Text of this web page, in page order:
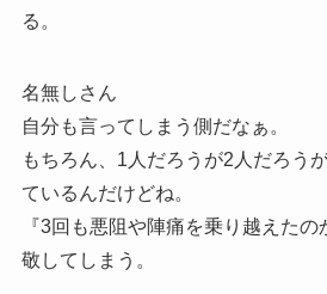
る。
名無しさん
自分も言ってしまう側だなぁ。
もちろん、1人だろうが2人だろう
ているんだけどね。
『3回も悪阻や陣痛を乗り越えた
敬してしまう。